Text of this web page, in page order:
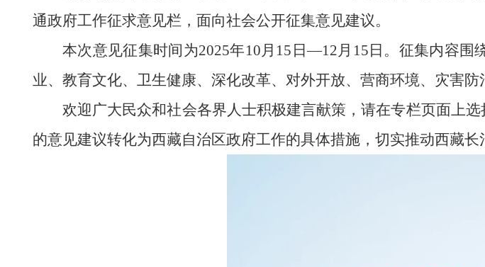
通政府工作征求意见栏，面向社会公开征集意见建议。
本次意见征集时间为2025年10月15日—12月15日。征集内容
业、教育文化、卫生健康、深化改革、对外开放、营商环境、灾害防
欢迎广大民众和社会各界人士积极建言献策，请在专栏页面上
的意见建议转化为西藏自治区政府工作的具体措施，切实推动西藏长